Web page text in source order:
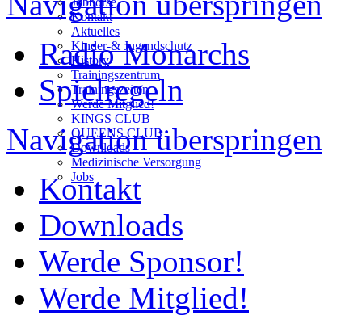
Kontakt
Aktuelles
Kinder-& Jugendschutz
History
Trainingszentrum
Trainingszeiten
Werde Mitglied!
KINGS CLUB
QUEENS CLUB
Downloads
Medizinische Versorgung
Jobs
Radio Monarchs
Spielregeln
Navigation überspringen
Kontakt
Downloads
Werde Sponsor!
Werde Mitglied!